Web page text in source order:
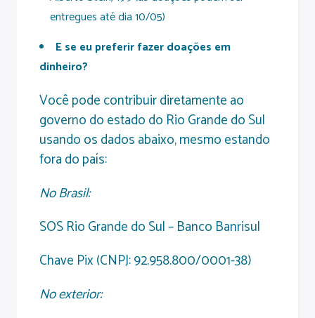
entregues até dia 10/05)
E se eu preferir fazer doações em
dinheiro?
Você pode contribuir diretamente ao
governo do estado do Rio Grande do Sul
usando os dados abaixo, mesmo estando
fora do país:
No Brasil:
SOS Rio Grande do Sul – Banco Banrisul
Chave Pix (CNPJ: 92.958.800/0001-38)
No exterior: